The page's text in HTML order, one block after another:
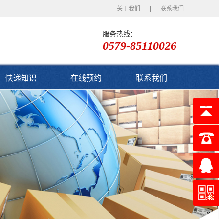
关于我们 联系我们
服务热线：
0579-85110026
快递知识 在线预约 联系我们